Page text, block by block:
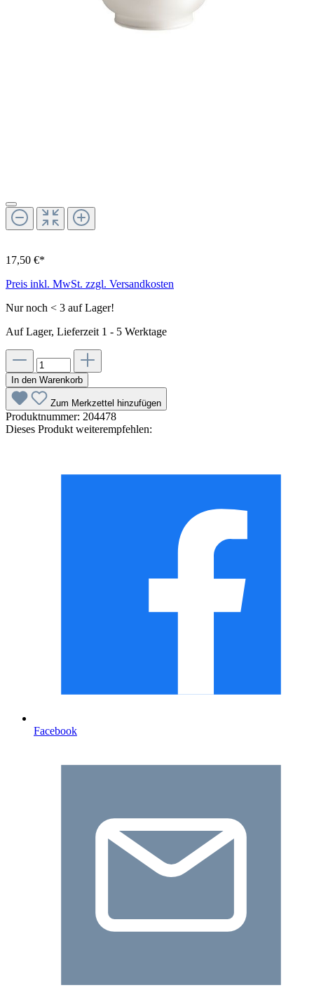
17,50 €*
Preis inkl. MwSt. zzgl. Versandkosten
Nur noch < 3 auf Lager!
Auf Lager, Lieferzeit 1 - 5 Werktage
In den Warenkorb
Zum Merkzettel hinzufügen
Produktnummer: 204478
Dieses Produkt weiterempfehlen:
Facebook